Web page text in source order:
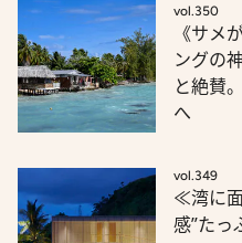
vol.350
《サメ
ングの
と絶賛
へ
vol.349
≪湾に
感”た